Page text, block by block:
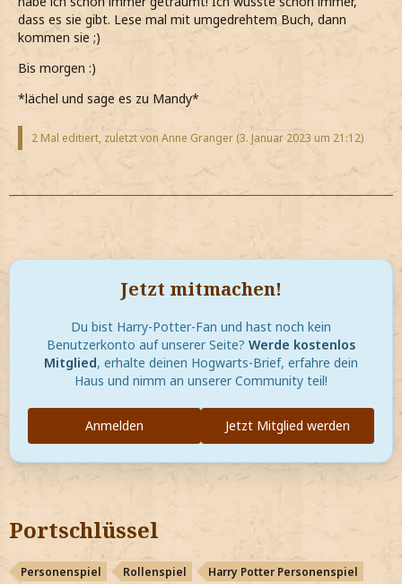
dass es sie gibt. Lese mal mit umgedrehtem Buch, dann
kommen sie ;)
Bis morgen :)
*lächel und sage es zu Mandy*
2 Mal editiert, zuletzt von Anne Granger (3. Januar 2023 um 21:12)
Jetzt mitmachen!
Du bist Harry-Potter-Fan und hast noch kein
Benutzerkonto auf unserer Seite? Werde kostenlos
Mitglied, erhalte deinen Hogwarts-Brief, erfahre dein
Haus und nimm an unserer Community teil!
Jetzt Mitglied werden
Anmelden
Portschlüssel
Personenspiel Rollenspiel Harry Potter Personenspiel